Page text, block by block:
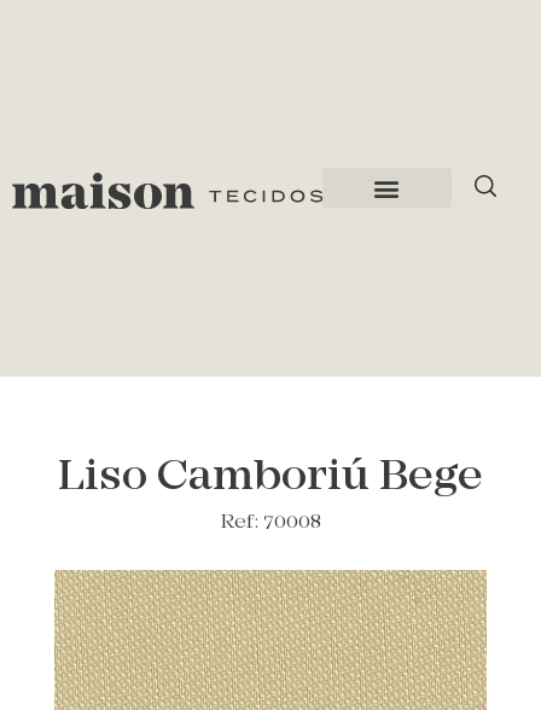
Liso Camboriú Bege
Ref: 70008